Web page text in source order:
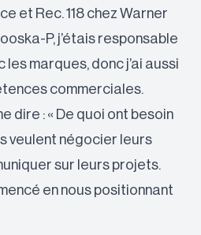
et Rec. 118 chez Warner
P, j’étais responsable
marques, donc j’ai aussi
commerciales.
dire : « De quoi ont besoin
veulent négocier leurs
sur leurs projets.
en nous positionnant